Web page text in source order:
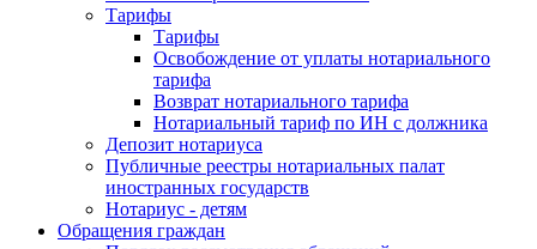
Тарифы
Тарифы
Освобождение от уплаты нотариального
тарифа
Возврат нотариального тарифа
Нотариальный тариф по ИН с должника
Депозит нотариуса
Публичные реестры нотариальных палат
иностранных государств
Нотариус - детям
Обращения граждан